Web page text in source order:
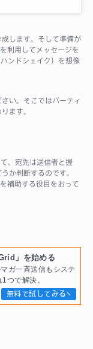
します。そして準備が
を利用してメッセージを
ンドシェイク）を想像
い。そこではパーティ
ます。
、宛先は送信者と握
か判断するのです。
補助する役目をおって
」を始める
ガ一斉送信もシステ
つで解決。
無料で試してみる